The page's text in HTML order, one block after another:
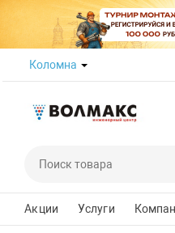
Коломна
Акции Услуги